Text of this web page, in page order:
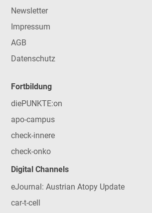
Newsletter
Impressum
AGB
Datenschutz
Fortbildung
diePUNKTE:on
apo-campus
check-innere
check-onko
Digital Channels
eJournal: Austrian Atopy Update
car-t-cell